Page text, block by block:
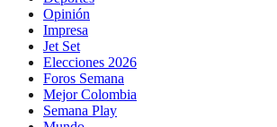
Opinión
Impresa
Jet Set
Elecciones 2026
Foros Semana
Mejor Colombia
Semana Play